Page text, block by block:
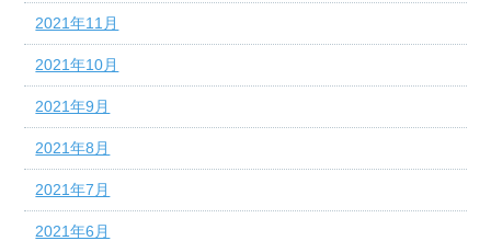
2021年11月
2021年10月
2021年9月
2021年8月
2021年7月
2021年6月